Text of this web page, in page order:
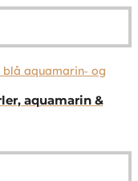
aquamarin &